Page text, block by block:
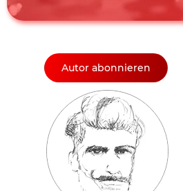
Autor abonnieren